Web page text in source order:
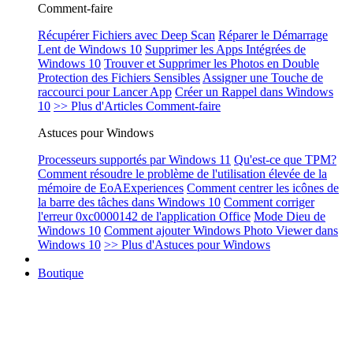
Comment-faire
Récupérer Fichiers avec Deep Scan Réparer le Démarrage
Lent de Windows 10 Supprimer les Apps Intégrées de
Windows 10 Trouver et Supprimer les Photos en Double
Protection des Fichiers Sensibles Assigner une Touche de
raccourci pour Lancer App Créer un Rappel dans Windows
10 >> Plus d'Articles Comment-faire
Astuces pour Windows
Processeurs supportés par Windows 11 Qu'est-ce que TPM?
Comment résoudre le problème de l'utilisation élevée de la
mémoire de EoAExperiences Comment centrer les icônes de
la barre des tâches dans Windows 10 Comment corriger
l'erreur 0xc0000142 de l'application Office Mode Dieu de
Windows 10 Comment ajouter Windows Photo Viewer dans
Windows 10 >> Plus d'Astuces pour Windows
Boutique